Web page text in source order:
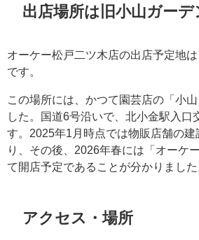
出店場所は旧小山ガーデ
オーケー松戸二ツ木店の出店予定地
です。
この場所には、かつて園芸店の「小
した。国道6号沿いで、北小金駅入口
す。2025年1月時点では物販店舗の建
り、その後、2026年春には「オーケ
て開店予定であることが分かりました
アクセス・場所